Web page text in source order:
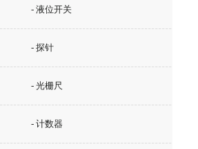
- 液位开关
- 探针
- 光栅尺
- 计数器